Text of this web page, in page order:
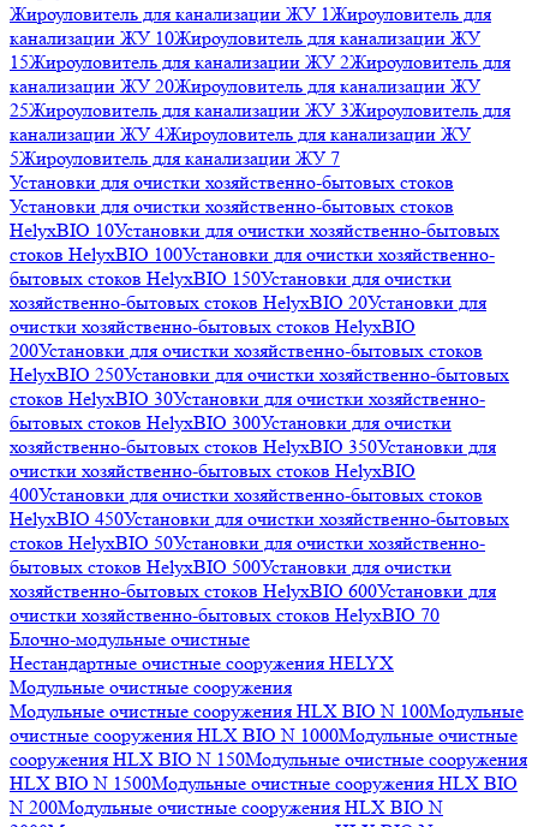
Жироуловитель для канализации ЖУ 1Жироуловитель для
канализации ЖУ 10Жироуловитель для канализации ЖУ
15Жироуловитель для канализации ЖУ 2Жироуловитель для
канализации ЖУ 20Жироуловитель для канализации ЖУ
25Жироуловитель для канализации ЖУ 3Жироуловитель для
канализации ЖУ 4Жироуловитель для канализации ЖУ
5Жироуловитель для канализации ЖУ 7
Установки для очистки хозяйственно-бытовых стоков
Установки для очистки хозяйственно-бытовых стоков
HelyxBIO 10Установки для очистки хозяйственно-бытовых
стоков HelyxBIO 100Установки для очистки хозяйственно-
бытовых стоков HelyxBIO 150Установки для очистки
хозяйственно-бытовых стоков HelyxBIO 20Установки для
очистки хозяйственно-бытовых стоков HelyxBIO
200Установки для очистки хозяйственно-бытовых стоков
HelyxBIO 250Установки для очистки хозяйственно-бытовых
стоков HelyxBIO 30Установки для очистки хозяйственно-
бытовых стоков HelyxBIO 300Установки для очистки
хозяйственно-бытовых стоков HelyxBIO 350Установки для
очистки хозяйственно-бытовых стоков HelyxBIO
400Установки для очистки хозяйственно-бытовых стоков
HelyxBIO 450Установки для очистки хозяйственно-бытовых
стоков HelyxBIO 50Установки для очистки хозяйственно-
бытовых стоков HelyxBIO 500Установки для очистки
хозяйственно-бытовых стоков HelyxBIO 600Установки для
очистки хозяйственно-бытовых стоков HelyxBIO 70
Блочно-модульные очистные
Нестандартные очистные сооружения HELYX
Модульные очистные сооружения
Модульные очистные сооружения HLX BIO N 100Модульные
очистные сооружения HLX BIO N 1000Модульные очистные
сооружения HLX BIO N 150Модульные очистные сооружения
HLX BIO N 1500Модульные очистные сооружения HLX BIO
N 200Модульные очистные сооружения HLX BIO N